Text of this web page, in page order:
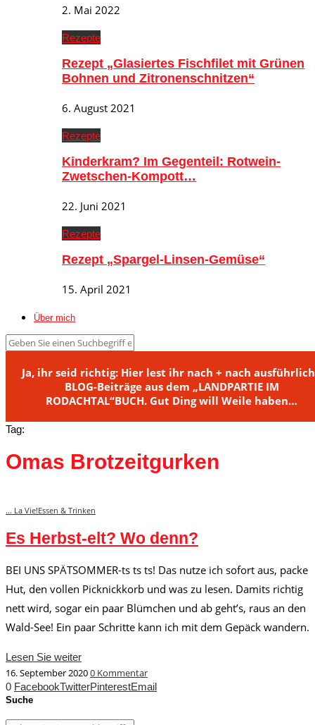
2. Mai 2022
Rezepte
Rezept „Glasiertes Fischfilet mit Grünen
Bohnen und Zitronenschnitzen“
6. August 2021
Rezepte
Kinderkram? Im Gegenteil: Rotwein-
Zwetschen-Kompott…
22. Juni 2021
Rezepte
Rezept „Spargel-Linsen-Gemüse“
15. April 2021
Über mich
Ja, ihr seid richtig: Hier lest ihr nach + nach
BLOG-Beiträge aus dem „LANDPARTIE IM
RODACHTAL“BUCH. Gut Ding will Weile haben…
Tag:
Omas Brotzeitgurken
... La Vie!Essen & Trinken
Es Herbst-elt? Wo denn?
BEI UNS SPÄTSOMMER-ts ts ts! Das nutze ich sofort aus, packe
Hut, den vollen Picknickkorb und was zu lesen. Damits richtig
nett wird, sogar ein paar Blümchen und ab geht’s, raus an den
Wald-See! Ein paar Schritte kann ich mit dem Gepäck wandern.
Lesen Sie weiter
16. September 20200 Kommentar
0 FacebookTwitterPinterestEmail
Suche